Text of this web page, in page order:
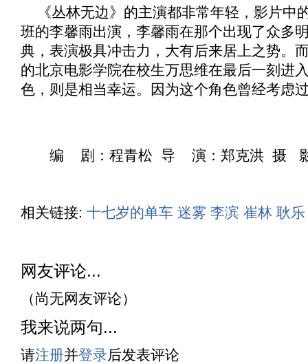
《丛林无边》的主演都非常年轻，影片中
班的李馨雨出演，李馨雨在那个出现了众多
典，表演极具冲击力，大有后来居上之势。
的北京电影学院在校生万思维在最后一刻进
色，则是相当幸运。因为这个角色曾经考虑
编 剧：程青松 导 演：郑克洪 摄
相关链接: 十七岁的单车 迷雾 李滨 崔林 耿乐
网友评论...
（尚无网友评论）
我来说两句...
请注册并登录后发表评论